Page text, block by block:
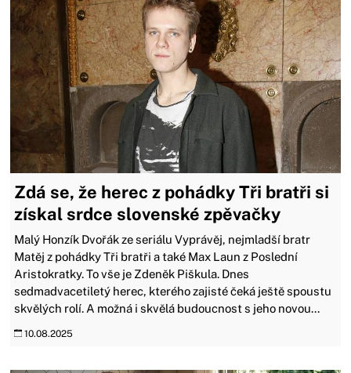
Zdá se, že herec z pohádky Tři bratři si
získal srdce slovenské zpěvačky
Malý Honzík Dvořák ze seriálu Vyprávěj, nejmladší bratr
Matěj z pohádky Tři bratři a také Max Laun z Poslední
Aristokratky. To vše je Zdeněk Piškula. Dnes
sedmadvacetiletý herec, kterého zajisté čeká ještě spoustu
skvělých rolí. A možná i skvělá budoucnost s jeho novou...
10.08.2025